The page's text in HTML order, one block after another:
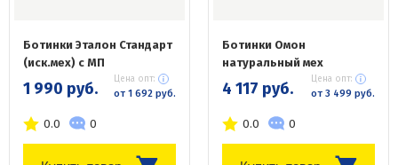
Ботинки Эталон Стандарт
(иск.мех) с МП
1 990 руб. Цена опт:
от 1 692 руб.
0.0 0
Ботинки Омон
натуральный мех
4 117 руб. Цена опт:
от 3 499 руб.
0.0 0